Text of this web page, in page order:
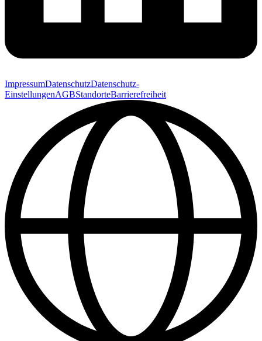
ImpressumDatenschutzDatenschutz-
EinstellungenAGBStandorteBarrierefreiheit